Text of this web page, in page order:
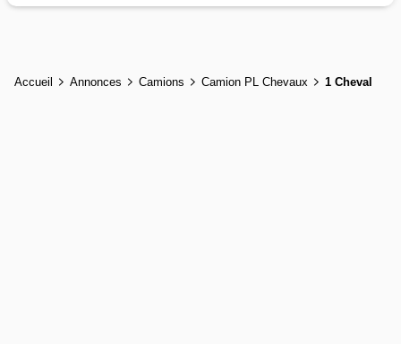
Accueil Annonces Camions Camion PL Chevaux 1 Cheval